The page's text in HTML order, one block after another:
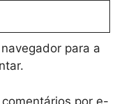
para a
por e-